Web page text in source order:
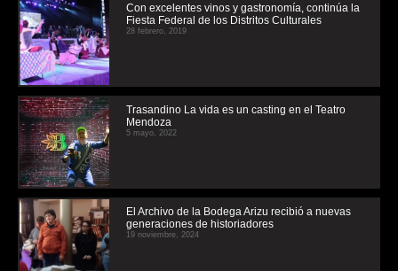
Con excelentes vinos y gastronomía, continúa la
Fiesta Federal de los Distritos Culturales
28 febrero, 2019
Trasandino La vida es un casting en el Teatro
Mendoza
5 mayo, 2022
El Archivo de la Bodega Arizu recibió a nuevas
generaciones de historiadores
19 noviembre, 2024